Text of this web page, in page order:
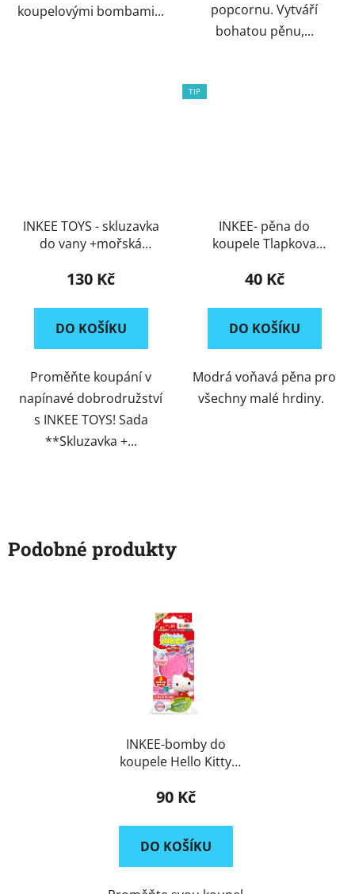
koupelovými bombami...
popcornu. Vytváří
bohatou pěnu,...
INKEE TOYS - skluzavka
do vany +mořská
130 Kč
DO KOŠÍKU
Proměňte koupání v
napínavé dobrodružství
s INKEE TOYS! Sada
**Skluzavka +...
TIP
INKEE- pěna do
koupele Tlapkova
40 Kč
DO KOŠÍKU
Modrá voňavá pěna pro
všechny malé hrdiny.
Podobné produkty
INKEE-bomby do
koupele Hello Kitty
90 Kč
DO KOŠÍKU